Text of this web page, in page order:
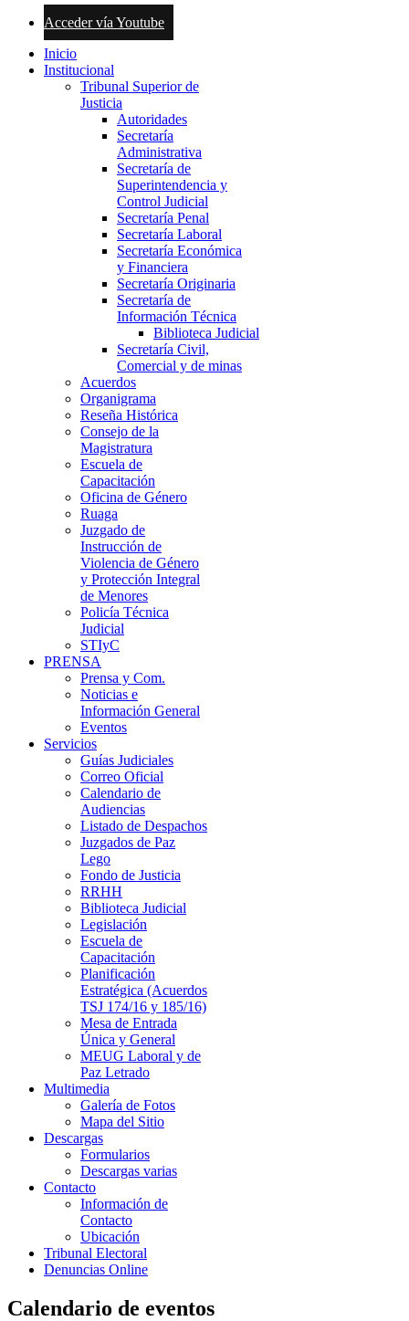
Acceder vía Youtube
Inicio
Institucional
Tribunal Superior de
Justicia
Autoridades
Secretaría
Administrativa
Secretaría de
Superintendencia y
Control Judicial
Secretaría Penal
Secretaría Laboral
Secretaría Económica
y Financiera
Secretaría Originaria
Secretaría de
Información Técnica
Biblioteca Judicial
Secretaría Civil,
Comercial y de minas
Acuerdos
Organigrama
Reseña Histórica
Consejo de la
Magistratura
Escuela de
Capacitación
Oficina de Género
Ruaga
Juzgado de
Instrucción de
Violencia de Género
y Protección Integral
de Menores
Policía Técnica
Judicial
STIyC
PRENSA
Prensa y Com.
Noticias e
Información General
Eventos
Servicios
Guías Judiciales
Correo Oficial
Calendario de
Audiencias
Listado de Despachos
Juzgados de Paz
Lego
Fondo de Justicia
RRHH
Biblioteca Judicial
Legislación
Escuela de
Capacitación
Planificación
Estratégica (Acuerdos
TSJ 174/16 y 185/16)
Mesa de Entrada
Única y General
MEUG Laboral y de
Paz Letrado
Multimedia
Galería de Fotos
Mapa del Sitio
Descargas
Formularios
Descargas varias
Contacto
Información de
Contacto
Ubicación
Tribunal Electoral
Denuncias Online
Calendario de eventos